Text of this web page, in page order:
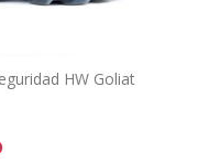
HW Goliat